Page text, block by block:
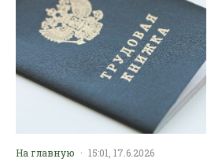
На главную · 15:01, 17.6.2026